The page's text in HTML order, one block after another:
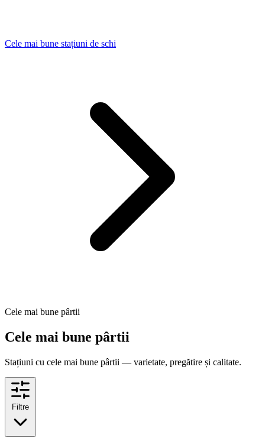
Cele mai bune stațiuni de schi
Cele mai bune pârtii
Cele mai bune pârtii
Stațiuni cu cele mai bune pârtii — varietate, pregătire și calitate.
Filtre